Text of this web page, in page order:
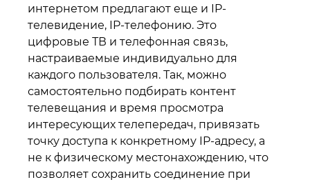
интернетом предлагают еще и IP-
телевидение, IP-телефонию. Это
цифровые ТВ и телефонная связь,
настраиваемые индивидуально для
каждого пользователя. Так, можно
самостоятельно подбирать контент
телевещания и время просмотра
интересующих телепередач, привязать
точку доступа к конкретному IP-адресу, а
не к физическому местонахождению, что
позволяет сохранить соединение при